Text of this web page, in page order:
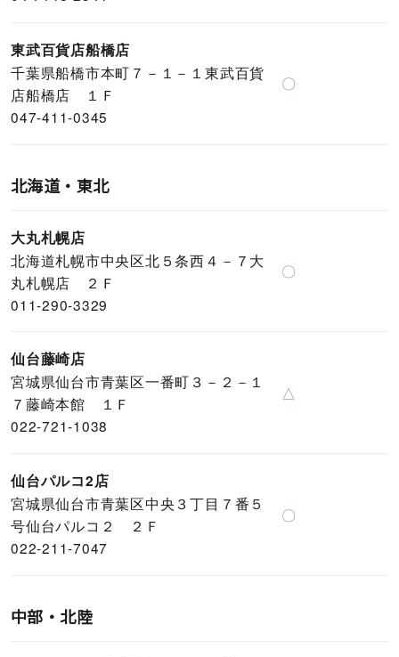
東武百貨店船橋店
千葉県船橋市本町７－１－１東武百貨
店船橋店 １Ｆ
047-411-0345
〇
北海道・東北
大丸札幌店
北海道札幌市中央区北５条西４－７大
丸札幌店 ２Ｆ
011-290-3329
〇
仙台藤崎店
宮城県仙台市青葉区一番町３－２－１
７藤崎本館 １Ｆ
022-721-1038
△
仙台パルコ2店
宮城県仙台市青葉区中央３丁目７番５
号仙台パルコ２ ２Ｆ
022-211-7047
〇
中部・北陸